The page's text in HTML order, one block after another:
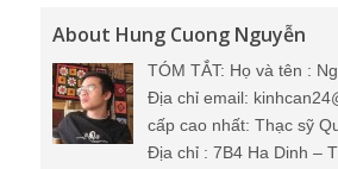
About Hung Cuong Nguyễn
TÓM TẮT: Họ và tên :
Địa chỉ email:
cấp cao nhất: Thạc sỹ
Địa chỉ : 7B4 Ha Dinh –